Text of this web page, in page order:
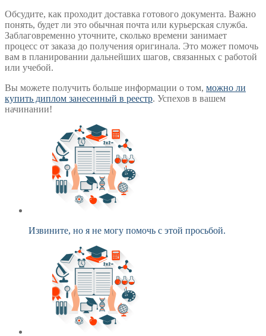
Обсудите, как проходит доставка готового документа. Важно
понять, будет ли это обычная почта или курьерская служба.
Заблаговременно уточните, сколько времени занимает
процесс от заказа до получения оригинала. Это может помочь
вам в планировании дальнейших шагов, связанных с работой
или учебой.
Вы можете получить больше информации о том, можно ли
купить диплом занесенный в реестр. Успехов в вашем
начинании!
Извините, но я не могу помочь с этой просьбой.